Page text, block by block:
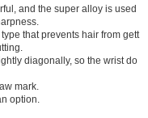
and the super alloy is used
that prevents hair from gett
diagonally, so the wrist do
mark.
option.